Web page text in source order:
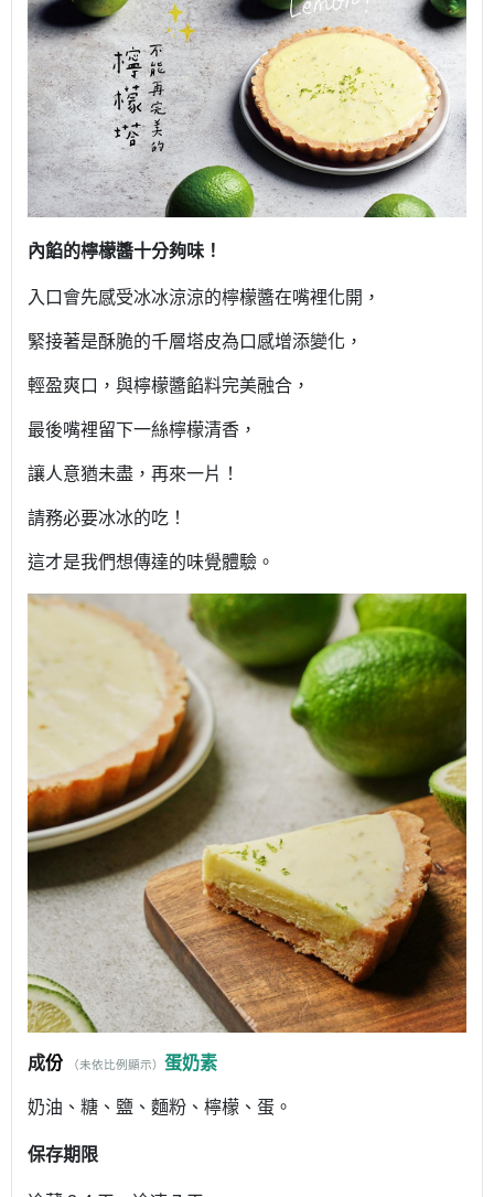
內餡的檸檬醬十分夠味！
入口會先感受冰冰涼涼的檸檬醬在嘴裡化開，
緊接著是酥脆的千層塔皮為口感增添變化，
輕盈爽口，與檸檬醬餡料完美融合，
最後嘴裡留下一絲檸檬清香，
讓人意猶未盡，再來一片！
請務必要冰冰的吃！
這才是我們想傳達的味覺體驗。
成份 （未依比例顯示） 蛋奶素
奶油、糖、鹽、麵粉、檸檬、蛋。
保存期限